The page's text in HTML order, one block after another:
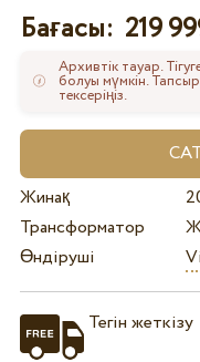
Бағасы: 219
Архивтік тауар.
болуы мүмкін.
тексеріңіз.
Жинақ
Трансформатор
Өндіруші
Тегін жеткізу